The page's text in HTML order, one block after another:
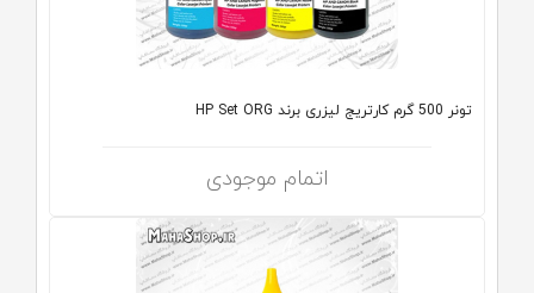
تونر 500 گرم کارتریج لیزری برند HP Set ORG
اتمام موجودی